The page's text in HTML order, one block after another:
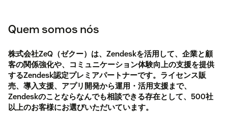
Quem somos nós
株式会社ZeQ（ゼクー）は、Zendeskを活用して、企業と顧
客の関係強化や、コミュニケーション体験向上の支援を提供
するZendesk認定プレミアパートナーです。ライセンス販
売、導入支援、アプリ開発から運用・活用支援まで、
Zendeskのことならなんでも相談できる存在として、500社
以上のお客様にお選びいただいています。